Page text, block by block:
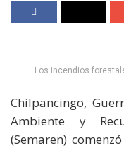
Los incendios
Chilpancingo,
Ambiente y
(Semaren)